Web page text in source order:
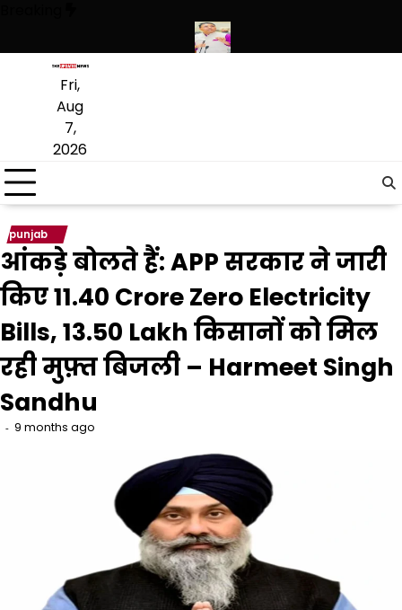
content
Fri,
Aug
7,
2026
punjab
आंकड़े बोलते हैं: APP सरकार ने जारी
किए 11.40 Crore Zero Electricity
Bills, 13.50 Lakh किसानों को मिल
रही मुफ़्त बिजली – Harmeet Singh
Sandhu
9 months ago